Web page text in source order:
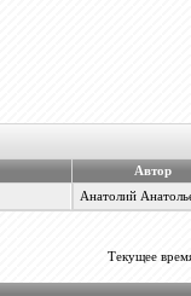
Автор
Анатолий
Текущее